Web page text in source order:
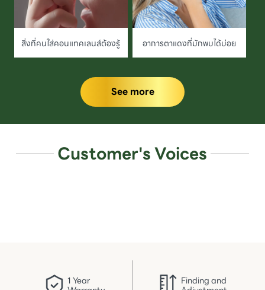
สิ่งที่คนใส่คอนแทคเลนส์ต้องรู้ อาการตาแดงที่มักพบได้บ่อย
See more
Customer's Voices
1 Year Finding and